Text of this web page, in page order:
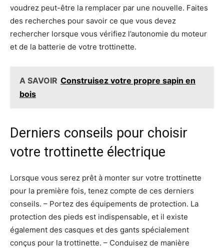
voudrez peut-être la remplacer par une nouvelle. Faites
des recherches pour savoir ce que vous devez
rechercher lorsque vous vérifiez l’autonomie du moteur
et de la batterie de votre trottinette.
A SAVOIR Construisez votre propre sapin en
bois
Derniers conseils pour choisir
votre trottinette électrique
Lorsque vous serez prêt à monter sur votre trottinette
pour la première fois, tenez compte de ces derniers
conseils. – Portez des équipements de protection. La
protection des pieds est indispensable, et il existe
également des casques et des gants spécialement
conçus pour la trottinette. – Conduisez de manière